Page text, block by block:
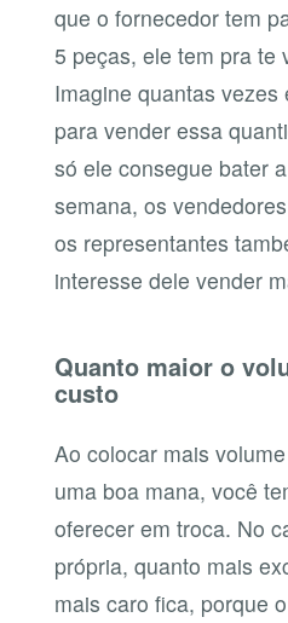
que o fornecedor tem
5 peças, ele tem pra te
Imagine quantas
para vender essa
só ele consegue bater
semana, os
os representantes
interesse dele vender
Quanto maior o
custo
Ao colocar mais
uma boa mana, você
oferecer em troca. No
própria, quanto mais
mais caro fica, porque